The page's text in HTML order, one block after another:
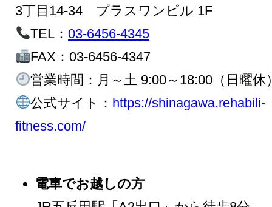
3丁目14-34 プラスワンビル 1F
TEL ：03-6456-4345
FAX ：03-6456-4347
営業時間 ：月～土 9:00～18:00（日曜休
公式サイト ： https://shinagawa.rehabili-
fitness.com/
電車でお越しの方